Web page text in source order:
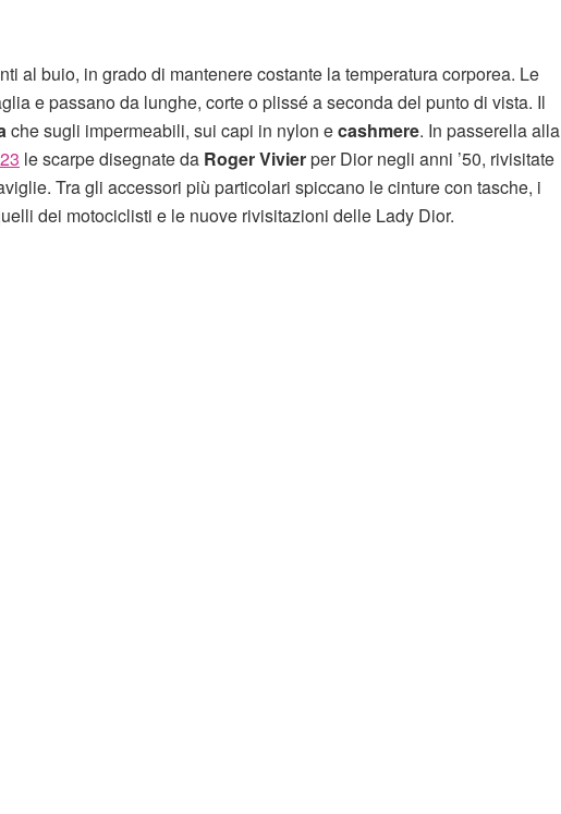
al buio, in grado di mantenere costante la temperatura corporea. Le
e passano da lunghe, corte o plissé a seconda del punto di vista. Il
che sugli impermeabili, sui capi in nylon ecashmere. In passerella alla
le scarpe disegnate da Roger Vivierper Dior negli anni ’50, rivisitate
Tra gli accessori più particolari spiccano le cinture con tasche, i
dei motociclisti e le nuove rivisitazioni delle Lady Dior.